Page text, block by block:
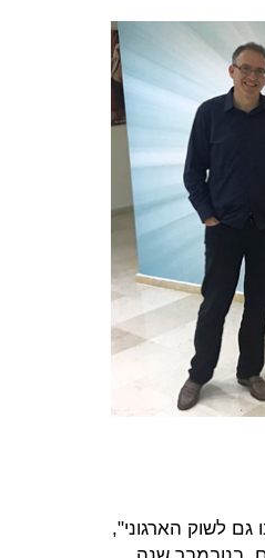
לשוק הארגוני",